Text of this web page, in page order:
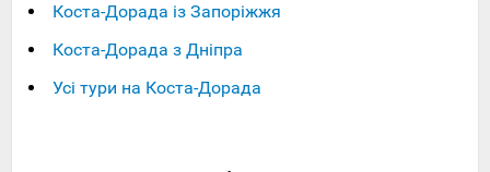
Коста-Дорада із Запоріжжя
Коста-Дорада з Дніпра
Усі тури на Коста-Дорада